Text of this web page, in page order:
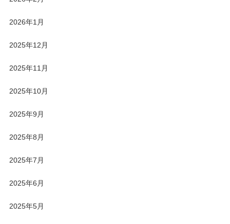
2026年1月
2025年12月
2025年11月
2025年10月
2025年9月
2025年8月
2025年7月
2025年6月
2025年5月